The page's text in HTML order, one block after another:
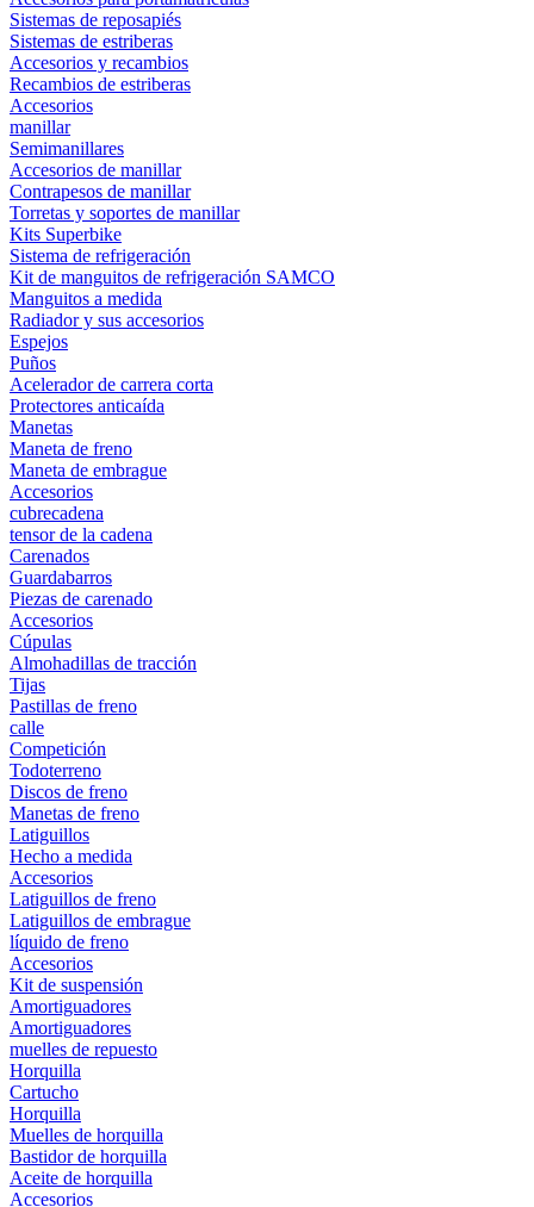
Sistemas de reposapiés
Sistemas de estriberas
Accesorios y recambios
Recambios de estriberas
Accesorios
manillar
Semimanillares
Accesorios de manillar
Contrapesos de manillar
Torretas y soportes de manillar
Kits Superbike
Sistema de refrigeración
Kit de manguitos de refrigeración SAMCO
Manguitos a medida
Radiador y sus accesorios
Espejos
Puños
Acelerador de carrera corta
Protectores anticaída
Manetas
Maneta de freno
Maneta de embrague
Accesorios
cubrecadena
tensor de la cadena
Carenados
Guardabarros
Piezas de carenado
Accesorios
Cúpulas
Almohadillas de tracción
Tijas
Pastillas de freno
calle
Competición
Todoterreno
Discos de freno
Manetas de freno
Latiguillos
Hecho a medida
Accesorios
Latiguillos de freno
Latiguillos de embrague
líquido de freno
Accesorios
Kit de suspensión
Amortiguadores
Amortiguadores
muelles de repuesto
Horquilla
Cartucho
Horquilla
Muelles de horquilla
Bastidor de horquilla
Aceite de horquilla
Accesorios